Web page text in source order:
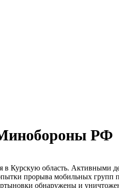
Минобороны РФ
область. Активными
прорыва мобильных групп
обнаружены и